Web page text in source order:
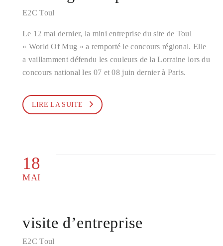
E2C Toul
Le 12 mai dernier, la mini entreprise du site de Toul
« World Of Mug » a remporté le concours régional. Elle
a vaillamment défendu les couleurs de la Lorraine lors du
concours national les 07 et 08 juin dernier à Paris.
LIRE LA SUITE
18
MAI
visite d’entreprise
E2C Toul